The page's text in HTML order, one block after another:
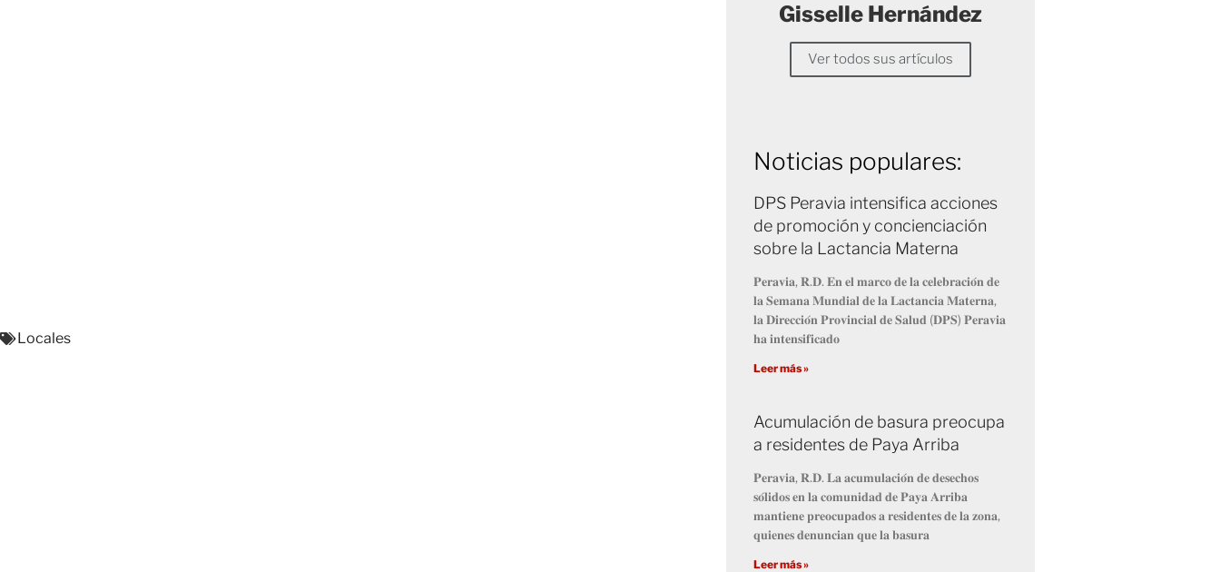
Locales
Gisselle Hernández
Ver todos sus artículos
Noticias populares:
DPS Peravia intensifica acciones
de promoción y concienciación
sobre la Lactancia Materna
𝐏𝐞𝐫𝐚𝐯𝐢𝐚, 𝐑.𝐃. 𝐄𝐧 𝐞𝐥 𝐦𝐚𝐫𝐜𝐨 𝐝𝐞 𝐥𝐚 𝐜𝐞𝐥𝐞𝐛𝐫𝐚𝐜𝐢𝐨́𝐧 𝐝𝐞
𝐥𝐚 𝐒𝐞𝐦𝐚𝐧𝐚 𝐌𝐮𝐧𝐝𝐢𝐚𝐥 𝐝𝐞 𝐥𝐚 𝐋𝐚𝐜𝐭𝐚𝐧𝐜𝐢𝐚 𝐌𝐚𝐭𝐞𝐫𝐧𝐚,
𝐥𝐚 𝐃𝐢𝐫𝐞𝐜𝐜𝐢𝐨́𝐧 𝐏𝐫𝐨𝐯𝐢𝐧𝐜𝐢𝐚𝐥 𝐝𝐞 𝐒𝐚𝐥𝐮𝐝 (𝐃𝐏𝐒) 𝐏𝐞𝐫𝐚𝐯𝐢𝐚
𝐡𝐚 𝐢𝐧𝐭𝐞𝐧𝐬𝐢𝐟𝐢𝐜𝐚𝐝𝐨
Leer más »
Acumulación de basura preocupa
a residentes de Paya Arriba
𝐏𝐞𝐫𝐚𝐯𝐢𝐚, 𝐑.𝐃. 𝐋𝐚 𝐚𝐜𝐮𝐦𝐮𝐥𝐚𝐜𝐢𝐨́𝐧 𝐝𝐞 𝐝𝐞𝐬𝐞𝐜𝐡𝐨𝐬
𝐬𝐨́𝐥𝐢𝐝𝐨𝐬 𝐞𝐧 𝐥𝐚 𝐜𝐨𝐦𝐮𝐧𝐢𝐝𝐚𝐝 𝐝𝐞 𝐏𝐚𝐲𝐚 𝐀𝐫𝐫𝐢𝐛𝐚
𝐦𝐚𝐧𝐭𝐢𝐞𝐧𝐞 𝐩𝐫𝐞𝐨𝐜𝐮𝐩𝐚𝐝𝐨𝐬 𝐚 𝐫𝐞𝐬𝐢𝐝𝐞𝐧𝐭𝐞𝐬 𝐝𝐞 𝐥𝐚 𝐳𝐨𝐧𝐚,
𝐪𝐮𝐢𝐞𝐧𝐞𝐬 𝐝𝐞𝐧𝐮𝐧𝐜𝐢𝐚𝐧 𝐪𝐮𝐞 𝐥𝐚 𝐛𝐚𝐬𝐮𝐫𝐚
Leer más »